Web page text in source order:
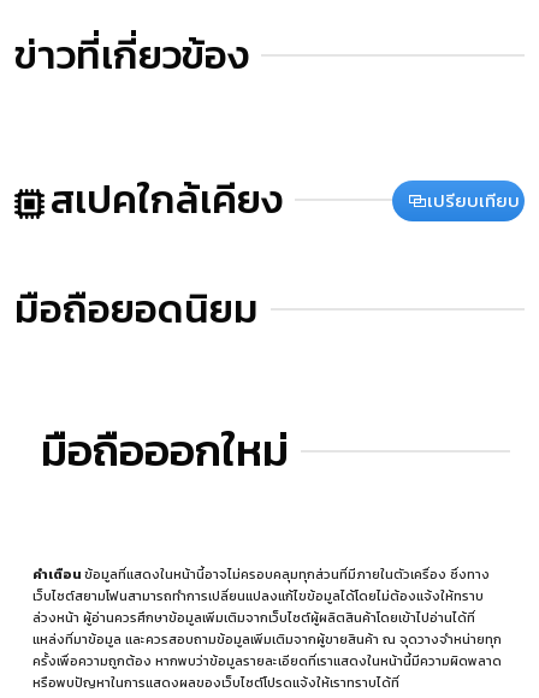
ข่าวที่เกี่ยวข้อง
สเปคใกล้เคียง เปรียบเทียบ
มือถือยอดนิยม
มือถือออกใหม่
คำเตือนข้อมูลที่แสดงในหน้านี้อาจไม่ครอบคลุมทุกส่วนที่มีภายในตัวเครื่อง ซึ่งทาง
เว็บไซต์สยามโฟนสามารถทำการเปลี่ยนแปลงแก้ไขข้อมูลได้โดยไม่ต้องแจ้งให้ทราบ
ล่วงหน้า ผู้อ่านควรศึกษาข้อมูลเพิ่มเติมจากเว็บไซต์ผู้ผลิตสินค้าโดยเข้าไปอ่านได้ที่
แหล่งที่มาข้อมูล และควรสอบถามข้อมูลเพิ่มเติมจากผู้ขายสินค้า ณ จุดวางจำหน่ายทุก
ครั้งเพื่อความถูกต้อง หากพบว่าข้อมูลรายละเอียดที่เราแสดงในหน้านี้มีความผิดพลาด
หรือพบปัญหาในการแสดงผลของเว็บไซต์โปรดแจ้งให้เราทราบได้ที่